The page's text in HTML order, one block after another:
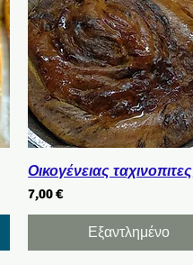
Γρήγορη προβολή
Οικογένειας ταχινοπιτες
Τιμή
7,00 €
Εξαντλημένο